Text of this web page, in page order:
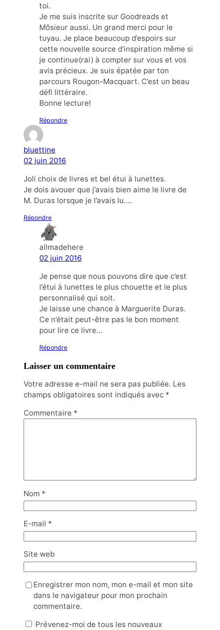
toi.
Je me suis inscrite sur Goodreads et
Môsieur aussi. Un grand merci pour le
tuyau. Je place beaucoup d’espoirs sur
cette nouvelle source d’inspiration même si
je continue(rai) à compter sur vous et vos
avis précieux. Je suis épatée par ton
parcours Rougon-Macquart. C’est un beau
défi littéraire.
Bonne lecture!
Répondre
bluettine
02 juin 2016
Joli choix de livres et bel étui à lunettes.
Je dois avouer que j’avais bien aime le livre de
M. Duras lorsque je l’avais lu….
Répondre
allmadehere
02 juin 2016
Je pense que nous pouvons dire que c’est
l’étui à lunettes le plus chouette et le plus
personnalisé qui soit.
Je laisse une chance à Marguerite Duras.
Ce n’était peut-être pas le bon moment
pour lire ce livre…
Répondre
Laisser un commentaire
Votre adresse e-mail ne sera pas publiée. Les
champs obligatoires sont indiqués avec *
Commentaire *
Nom *
E-mail *
Site web
Enregistrer mon nom, mon e-mail et mon site
dans le navigateur pour mon prochain
commentaire.
Prévenez-moi de tous les nouveaux